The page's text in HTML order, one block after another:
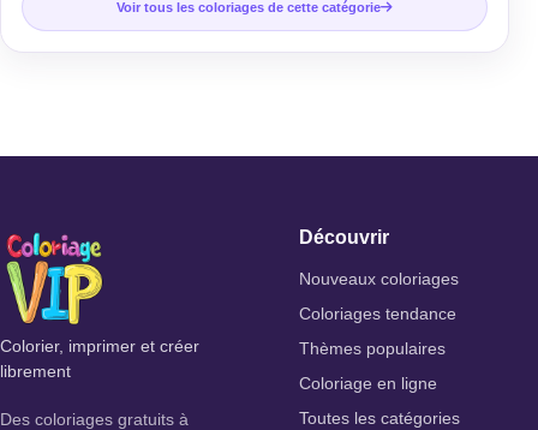
Voir tous les coloriages de cette catégorie
Colorier, imprimer et créer
librement
Des coloriages gratuits à
Découvrir
Nouveaux coloriages
Coloriages tendance
Thèmes populaires
Coloriage en ligne
Toutes les catégories